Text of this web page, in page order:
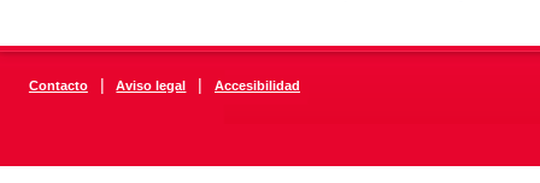
Contacto | Aviso legal | Accesibilidad